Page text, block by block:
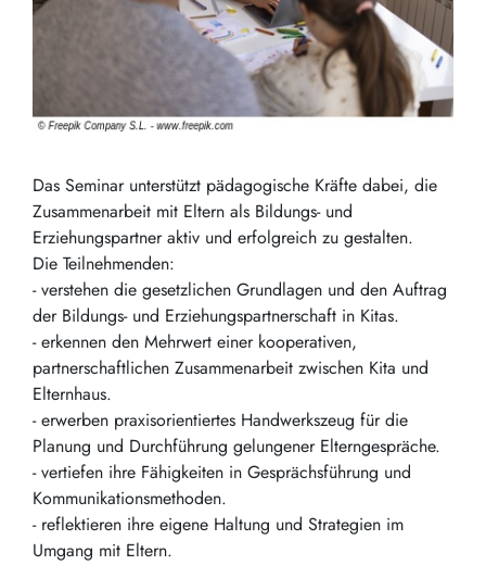
Das Seminar unterstützt pädagogische Kräfte dabei, die
Zusammenarbeit mit Eltern als Bildungs- und
Erziehungspartner aktiv und erfolgreich zu gestalten.
Die Teilnehmenden:
- verstehen die gesetzlichen Grundlagen und den Auftrag
der Bildungs- und Erziehungspartnerschaft in Kitas.
- erkennen den Mehrwert einer kooperativen,
partnerschaftlichen Zusammenarbeit zwischen Kita und
Elternhaus.
- erwerben praxisorientiertes Handwerkszeug für die
Planung und Durchführung gelungener Elterngespräche.
- vertiefen ihre Fähigkeiten in Gesprächsführung und
Kommunikationsmethoden.
- reflektieren ihre eigene Haltung und Strategien im
Umgang mit Eltern.